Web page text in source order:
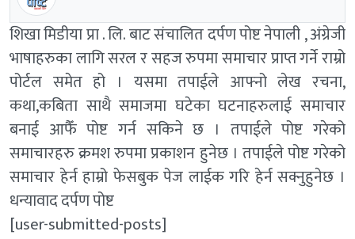
शिखा मिडीया प्रा . लि. बाट संचालित दर्पण पोष्ट नेपाली , अंग्रेजी
भाषाहरुका लागि सरल र सहज रुपमा समाचार प्राप्त गर्ने राम्रो
पोर्टल समेत हो । यसमा तपाईले आफ्नो लेख रचना,
कथा,कबिता साथै समाजमा घटेका घटनाहरुलाई समाचार
बनाई आफैँ पोष्ट गर्न सकिने छ । तपाईले पोष्ट गरेको
समाचारहरु क्रमश रुपमा प्रकाशन हुनेछ । तपाईले पोष्ट गरेको
समाचार हेर्न हाम्रो फेसबुक पेज लाईक गरि हेर्न सक्नुहुनेछ ।
धन्यावाद दर्पण पोष्ट
[user-submitted-posts]